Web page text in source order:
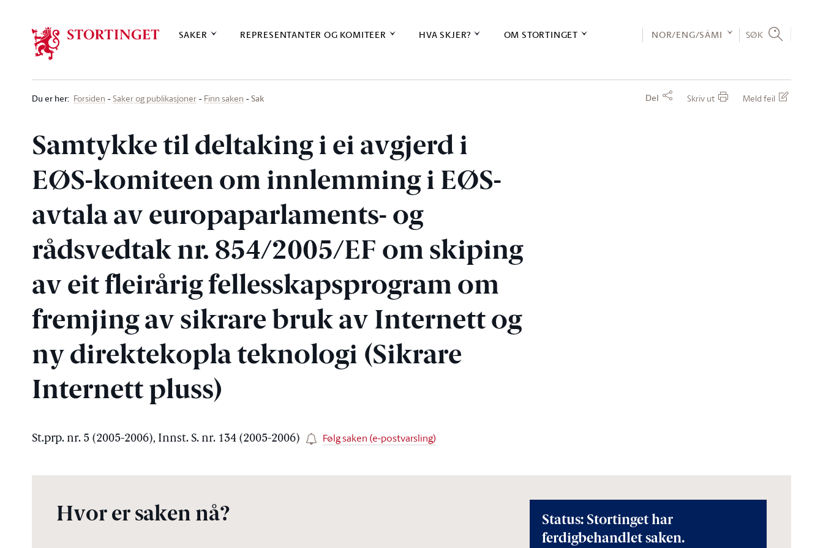
SAKER REPRESENTANTER OG KOMITEER HVA SKJER? OM STORTINGET NOR/ENG/SÁMI SØK
Du er her: Forsiden Saker og publikasjoner Finn saken Sak Del Skriv ut Meld feil
Samtykke til deltaking i ei avgjerd i
EØS-komiteen om innlemming i EØS-
avtala av europaparlaments- og
rådsvedtak nr. 854/2005/EF om skiping
av eit fleirårig fellesskapsprogram om
fremjing av sikrare bruk av Internett og
ny direktekopla teknologi (Sikrare
Internett pluss)
St.prp. nr. 5 (2005-2006), Innst. S. nr. 134 (2005-2006) Følg saken (e-postvarsling)
Hvor er saken nå?
Status: Stortinget har
ferdigbehandlet saken.